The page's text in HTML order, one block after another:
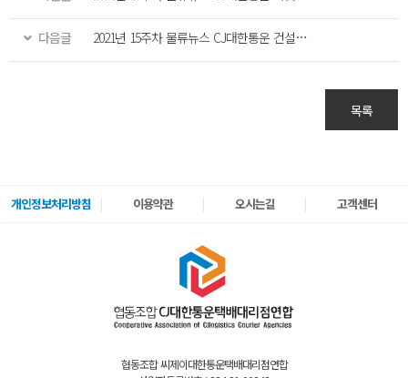
다음글 2021년 15주차 물류뉴스 CJ대한통운 건설부문, ‘온기 꾸러미’ 전달 활동 시작
목록
개인정보처리방침 이용약관 오시는길 고객센터
협동조합 씨제이대한통운택배대리점연합